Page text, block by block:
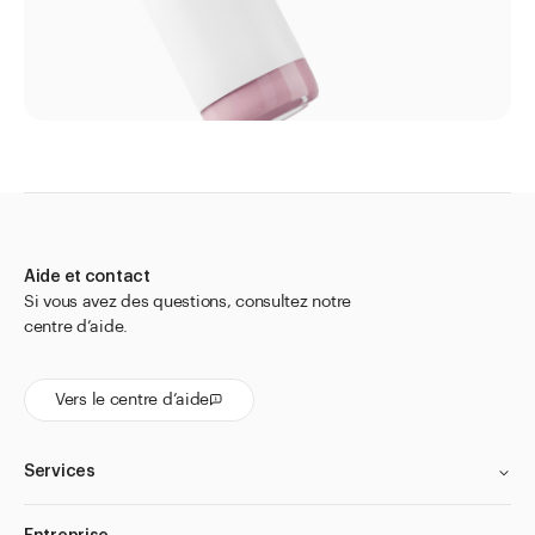
Accessoires
Aller à
Shop le Look
Entreprise
Aide et contact
Si vous avez des questions, consultez notre
centre d’aide.
Vers le centre d’aide
Services